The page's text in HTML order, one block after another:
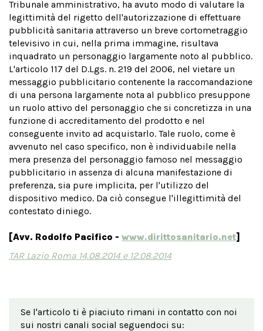
Tribunale amministrativo, ha avuto modo di valutare la
legittimità del rigetto dell'autorizzazione di effettuare
pubblicità sanitaria attraverso un breve cortometraggio
televisivo in cui, nella prima immagine, risultava
inquadrato un personaggio largamente noto al pubblico.
L'articolo 117 del D.Lgs. n. 219 del 2006, nel vietare un
messaggio pubblicitario contenente la raccomandazione
di una persona largamente nota al pubblico presuppone
un ruolo attivo del personaggio che si concretizza in una
funzione di accreditamento del prodotto e nel
conseguente invito ad acquistarlo. Tale ruolo, come è
avvenuto nel caso specifico, non è individuabile nella
mera presenza del personaggio famoso nel messaggio
pubblicitario in assenza di alcuna manifestazione di
preferenza, sia pure implicita, per l'utilizzo del
dispositivo medico. Da ciò consegue l'illegittimità del
contestato diniego.
[Avv. Rodolfo Pacifico - www.dirittosanitario.net]
TAR Lazio Roma 14.08.2014 e 12.08.2014
Se l'articolo ti è piaciuto rimani in contatto con noi
sui nostri canali social seguendoci su: